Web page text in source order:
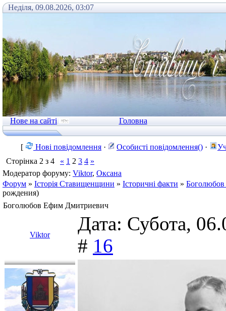
Неділя, 09.08.2026, 03:07
Нове на сайті Головна
[ Нові повідомлення · Особисті повідомлення() ·
Сторінка 2 з 4 « 1 2 3 4 »
Модератор форуму: Viktor, Оксана
Форум » Історія Ставищенщини » Історичні факти »
рождения)
Боголюбов Ефим Дмитриевич
Viktor
Дата: Субота,
# 16